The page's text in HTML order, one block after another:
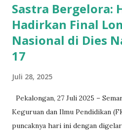
Sastra Bergelora:
Hadirkan Final
Nasional di Dies
17
Juli 28, 2025
Pekalongan, 27 Juli 2025 –
Keguruan dan Ilmu Pendidikan
puncaknya hari ini dengan